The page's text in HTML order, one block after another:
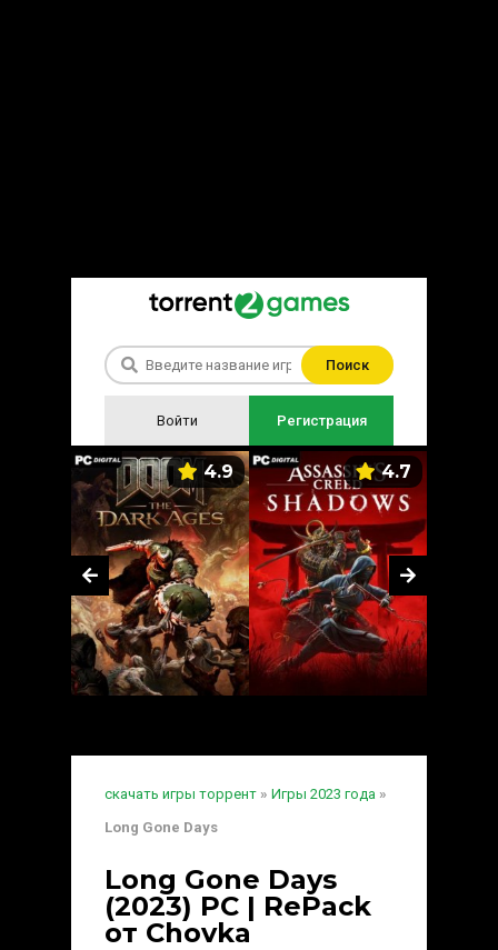
Поиск
Войти Регистрация
4.9 4.7
скачать игры торрент » Игры 2023 года »
Long Gone Days
Long Gone Days
(2023) PC | RePack
от Chovka